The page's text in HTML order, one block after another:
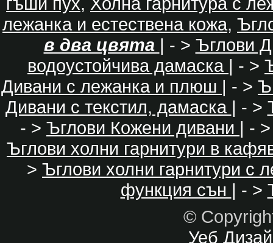
лежанка и естествена кожа,
в два цвята | - > Ъглови
водоустойчива дамаска | - >
Дивани с лежанка и плюш | - >
Дивани с текстил, дамаска | - >
- > Ъглови Кожени дивани | -
Ъглови холни гарнитури в
> Ъглови холни гарнитури с
функция сън | - >
©
Уеб